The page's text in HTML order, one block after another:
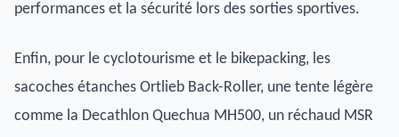
performances et la sécurité lors des sorties sportives.
Enfin, pour le cyclotourisme et le bikepacking, les
sacoches étanches Ortlieb Back-Roller, une tente légère
comme la Decathlon Quechua MH500, un réchaud MSR